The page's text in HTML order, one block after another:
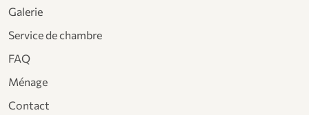
Galerie
Service de chambre
FAQ
Ménage
Contact